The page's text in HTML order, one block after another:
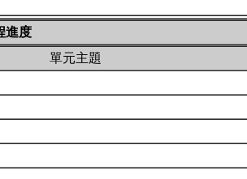
進度
單元主題